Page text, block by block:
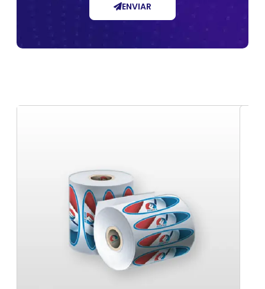
ENVIAR
Etiquetas de Composição Para automação
Fornecedor de fitas ribbon em BH